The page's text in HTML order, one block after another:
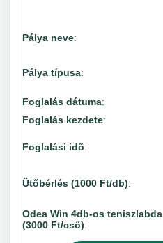
Pálya neve:
Pálya típusa:
Foglalás dátuma:
Foglalás kezdete:
Foglalási idõ:
Ütőbérlés (1000 Ft/db):
Odea Win 4db-os teniszlabda
(3000 Ft/cső):